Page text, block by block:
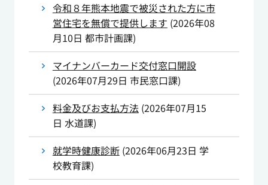
令和８年熊本地震で被災された方に市
営住宅を無償で提供します (2026年08
月10日 都市計画課)
マイナンバーカード交付窓口開設
(2026年07月29日 市民窓口課)
料金及びお支払方法(2026年07月15
日 水道課)
就学時健康診断(2026年06月23日 学
校教育課)